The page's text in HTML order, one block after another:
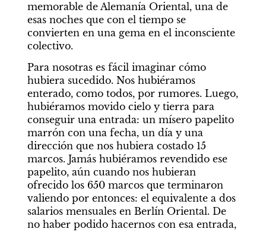
memorable de Alemanía Oriental, una de
esas noches que con el tiempo se
convierten en una gema en el inconsciente
colectivo.
Para nosotras es fácil imaginar cómo
hubiera sucedido. Nos hubiéramos
enterado, como todos, por rumores. Luego,
hubiéramos movido cielo y tierra para
conseguir una entrada: un mísero papelito
marrón con una fecha, un día y una
dirección que nos hubiera costado 15
marcos. Jamás hubiéramos revendido ese
papelito, aún cuando nos hubieran
ofrecido los 650 marcos que terminaron
valiendo por entonces: el equivalente a dos
salarios mensuales en Berlín Oriental. De
no haber podido hacernos con esa entrada,